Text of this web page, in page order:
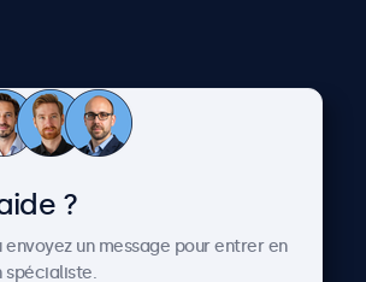
Actualités et mises à jour
?
envoyez un message pour entrer en
spécialiste.